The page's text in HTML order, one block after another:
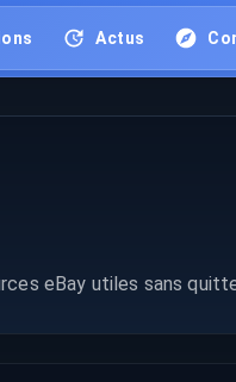
Actus
eBay utiles sans